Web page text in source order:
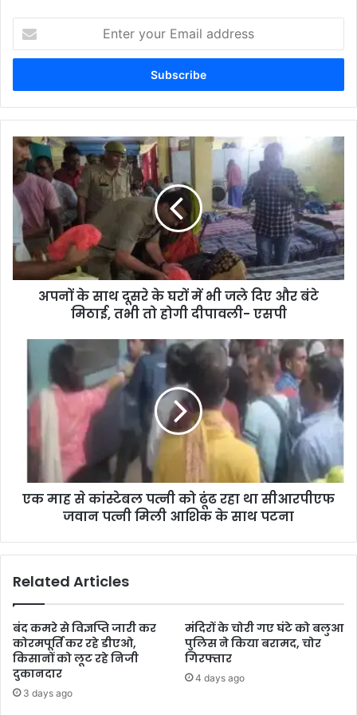
your
Email
अपनों के साथ दूसरे के घरों में भी जले दिए और बंटे
मिठाई, तभी तो होगी दीपावली- एसपी
एक माह से कांस्टेबल पत्नी को ढूंढ रहा था सीआरपीएफ
जवान पत्नी मिली आशिक के साथ पटना
Related Articles
बंद कमरे से विज्ञप्ति जारी कर
कोरमपूर्ति कर रहे डीएओ,
किसानों को लूट रहे निजी
दुकानदार
3 days ago
मंदिरों के चोरी गए घंटे को बलुआ
पुलिस ने किया बरामद, चोर
गिरफ्तार
4 days ago